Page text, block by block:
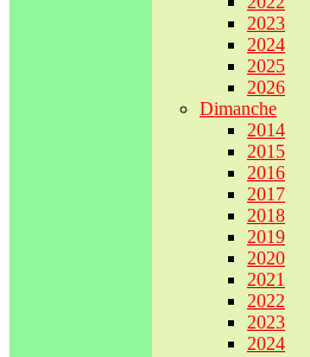
2023
2024
2025
2026
Dimanche
2014
2015
2016
2017
2018
2019
2020
2021
2022
2023
2024